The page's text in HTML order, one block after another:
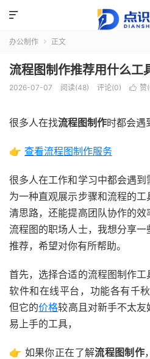

办公制作  正文
流程图制作推荐用什么工
2026-07-07 阅读(48) 评论(0)  赞(
很多人在找流程图制作时都会遇
👉 查看流程图制作服务
很多人在工作和学习中都会遇
为一种直观展示步骤和流程的
清思路，还能提高团队协作的效
流程图的职场人士，我想分享
推荐，希望对你有所帮助。
首先，选择合适的流程图制作
软件和在线平台，功能各有千
但它的价格较高且对新手不太
易上手的工具，
👉 如果你正在了解流程图制作